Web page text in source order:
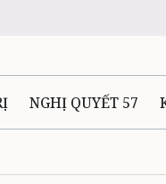
NGHỊ QUYẾT 57